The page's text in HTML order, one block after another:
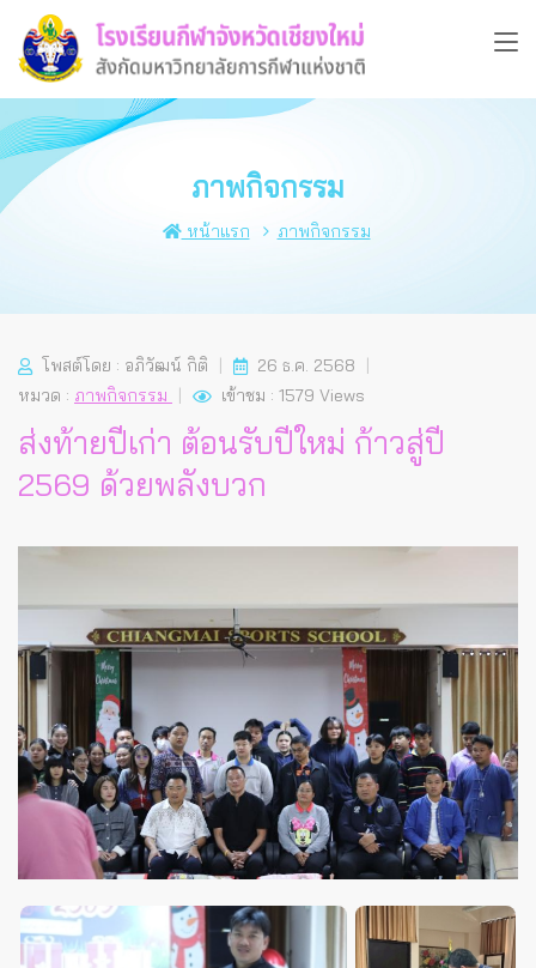
ภาพกิจกรรม
หน้าแรก ภาพกิจกรรม
โพสต์โดย : อภิวัฒน์ กิติ
26 ธ.ค. 2568
หมวด : ภาพกิจกรรม เข้าชม : 1579 Views
ส่งท้ายปีเก่า ต้อนรับปีใหม่ ก้าวสู่ปี
2569 ด้วยพลังบวก